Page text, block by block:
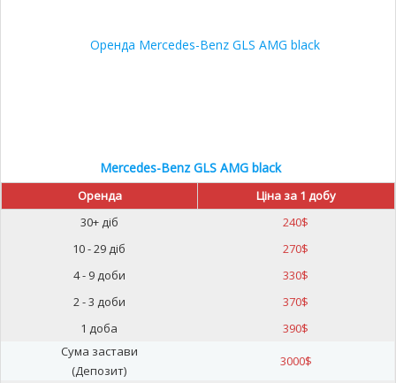
Mercedes-Benz GLS AMG black
Оренда
Ціна за 1 добу
30+ діб
240$
10 - 29 діб
270$
4 - 9 доби
330$
2 - 3 доби
370$
1 доба
390$
Сума застави
(Депозит)
3000$